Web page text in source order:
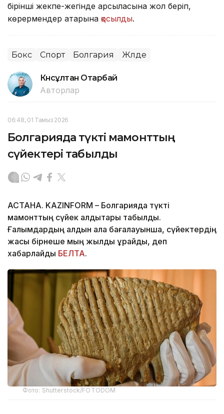
бірінші жекпе-жегінде қарсыласына жол беріп,
көрермендер қатарына қосылды.
Бокс Спорт Болгария Жүлде
Күнсұлтан Отарбай
Авторлар
06:48, 01 Тамыз 2026
Болгарияда түкті мамонттың
сүйектері табылды
АСТАНА. KAZINFORM – Болгарияда түкті
мамонттың сүйек қалдықтары табылды.
Ғалымдардың алдын ала бағалауынша, сүйектердің
жасы бірнеше мың жылды құрайды, деп
хабарлайды БЕЛТА.
Фото: Shutterstock/FOTODOM